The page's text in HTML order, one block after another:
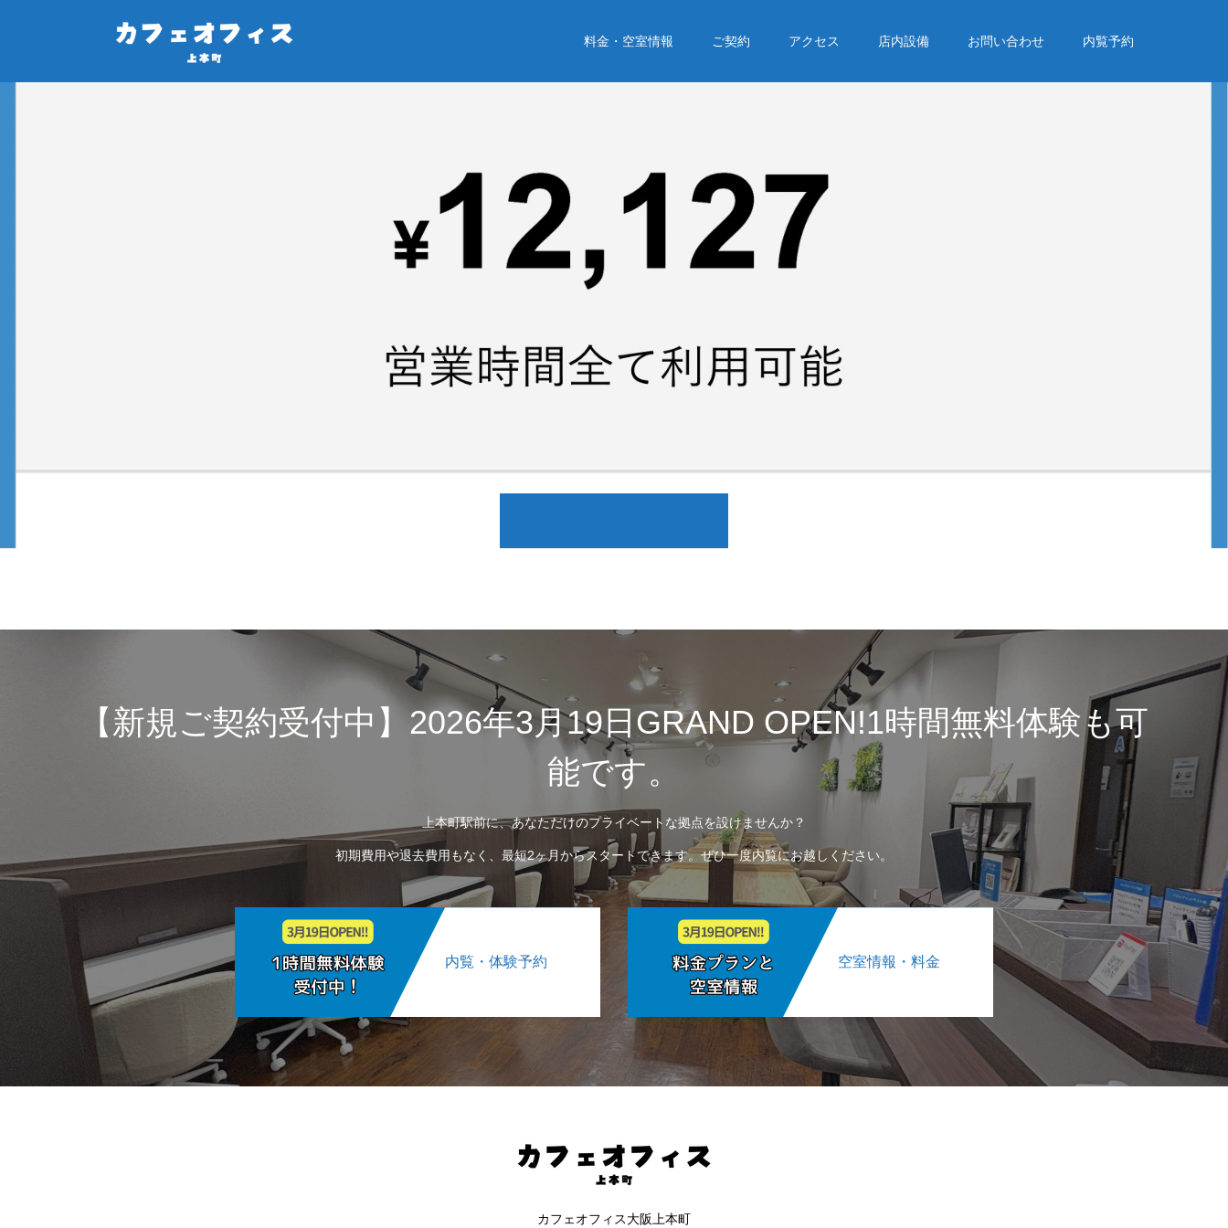
料金・空室情報 ご契約 アクセス 店内設備 お問い合わせ 内覧予約
【新規ご契約受付中】2026年3月19日GRAND OPEN!1時間無料体験も可
能です。
上本町駅前に、あなただけのプライベートな拠点を設けませんか？
初期費用や退去費用もなく、最短2ヶ月からスタートできます。ぜひ一度内覧にお越しください。
内覧・体験予約 空室情報・料金
カフェオフィス大阪上本町